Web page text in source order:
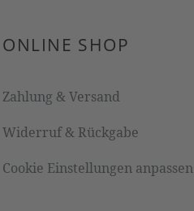
ONLINE SHOP
Zahlung & Versand
Widerruf & Rückgabe
Cookie Einstellungen anpassen